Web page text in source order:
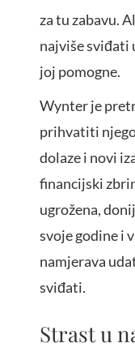
za tu zabavu.
najviše sviđati
joj pomogne.
Wynter je
prihvatiti
dolaze i novi
financijski
ugrožena,
svoje godine i
namjerava
sviđati.
Strast u